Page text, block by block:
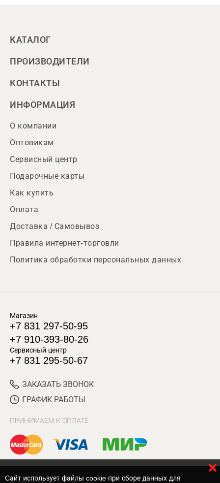
КАТАЛОГ
ПРОИЗВОДИТЕЛИ
КОНТАКТЫ
ИНФОРМАЦИЯ
О компании
Оптовикам
Сервисный центр
Подарочные карты
Как купить
Оплата
Доставка / Самовывоз
Правила интернет-торговли
Политика обработки персональных данных
Магазин
+7 831 297-50-95
+7 910-393-80-26
Сервисный центр
+7 831 295-50-67
ЗАКАЗАТЬ ЗВОНОК
ГРАФИК РАБОТЫ
ПРИНИМАЕМ К ОПЛАТЕ
Cайт использует файлы cookie при сборе данных для